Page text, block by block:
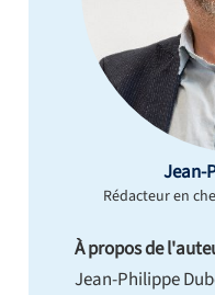
Jean-
Rédacteur en
À propos de
Jean-Philippe